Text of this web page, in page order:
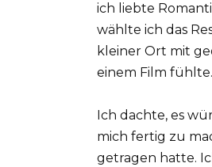
ich liebte
wählte ich das
kleiner Ort mit
einem Film fühlte.
Ich dachte, es
mich fertig zu
getragen hatte.